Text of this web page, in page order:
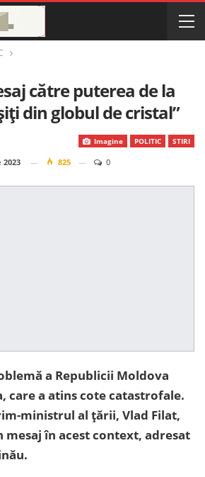
către puterea de la
din globul de cristal”
Imagine POLITIC STIRI
825 0
a Republicii Moldova
care a atins cote catastrofale.
ministrul al țării, Vlad Filat,
mesaj în acest context, adresat